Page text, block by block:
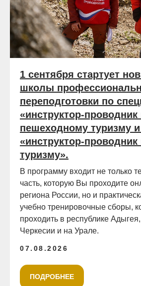
1 сентября стартует
школы
переподготовки по
«инструктор-проводник
пешеходному туризму и
«инструктор-
туризму».
В программу входит не только
часть, которую Вы проходите
региона России, но и
учебно тренировочные сборы,
проходить в республике
Черкесии и на Урале.
07.08.2026
ПОДРОБНЕЕ